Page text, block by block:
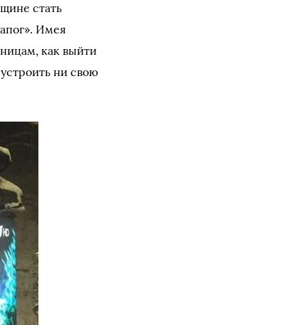
стать
Имея
как выйти
ни свою